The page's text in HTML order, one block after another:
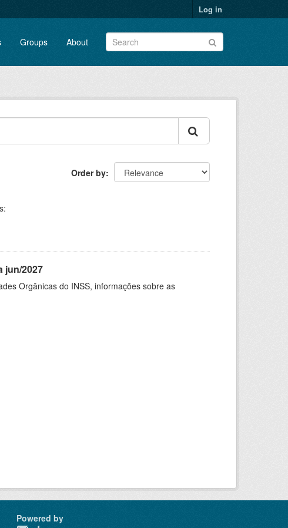
Log in
Groups About
Order by
jun/2027
Orgânicas do INSS, informações sobre as
Powered by